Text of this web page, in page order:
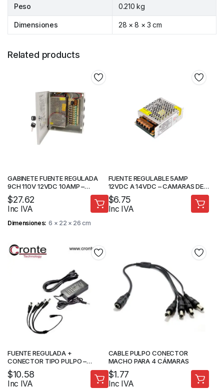
Peso 0.210 kg
Dimensiones 28 × 8 × 3 cm
Related products
GABINETE FUENTE REGULADA
9CH 110V 12VDC 10AMP –
CAMARAS DE SEGURIDAD
$27.62
Inc IVA
Dimensiones 6 × 22 × 26 cm
FUENTE REGULABLE 5AMP
12VDC A 14VDC – CAMARAS DE
SEGURIDAD
$6.75
Inc IVA
FUENTE REGULADA +
CONECTOR TIPO PULPO –
SISTEMAS DE SEGURIDAD
$10.58
Inc IVA
CABLE PULPO CONECTOR
MACHO PARA 4 CÁMARAS
$1.77
Inc IVA